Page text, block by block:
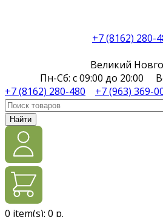
+7 (8162) 280-
Великий
Пн-Сб: с 09:00 до 20:00
+7 (8162) 280-480
+7 (963) 369-
Найти
0 item(s): 0 р.